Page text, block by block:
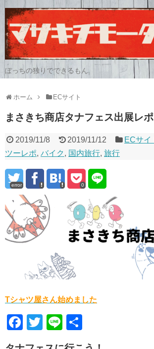
ぼっちの独りでできるもん
ホーム ECサイト
まさきち商店タナフェス出展レ
2019/11/8 2019/11/12 ECサイ
ツーレポ, バイク , 国内旅行, 旅行
error 0
Tシャツ屋さん始めました
F
T
Li